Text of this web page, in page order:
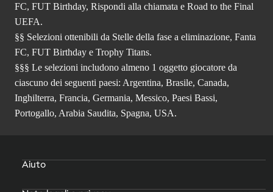
FC, FUT Birthday, Rispondi alla chiamata e Road to the Final
UEFA.
§§ Selezioni ottenibili da Stelle della fase a eliminazione, Fanta
FC, FUT Birthday e Trophy Titans.
§§§ Le selezioni includono almeno 1 oggetto giocatore da
ciascuno dei seguenti paesi: Argentina, Brasile, Canada,
Inghilterra, Francia, Germania, Messico, Paesi Bassi,
Portogallo, Arabia Saudita, Spagna, USA.
Aiuto